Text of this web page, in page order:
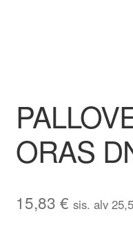
ORAS
15,83 € sis. alv